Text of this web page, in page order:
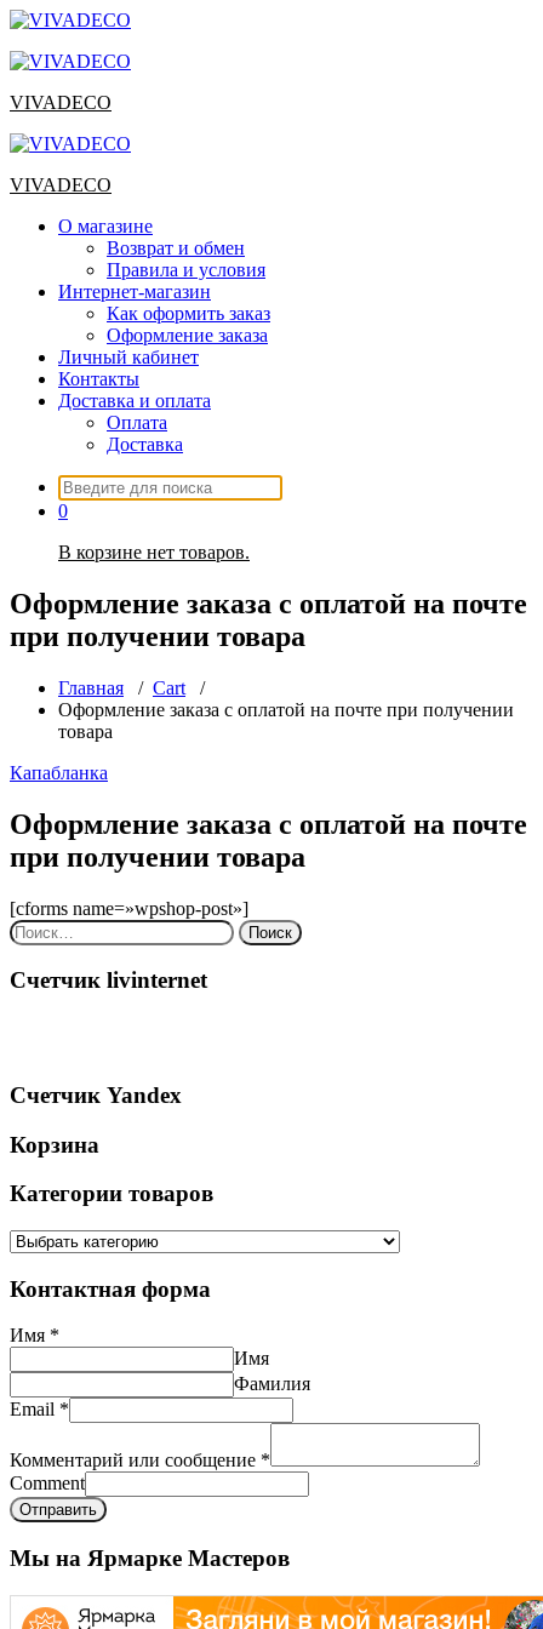
Перейти
содержимому
VIVADECO
VIVADECO
О магазине
Возврат и обмен
Правила и условия
Интернет-магазин
Как оформить заказ
Оформление заказа
Личный кабинет
Контакты
Доставка и оплата
Оплата
Доставка
Искать:
0
В корзине нет товаров.
Оформление заказа с оплатой на почте
при получении товара
Главная / Cart /
Оформление заказа с оплатой на почте при получении
товара
Капабланка
Оформление заказа с оплатой на почте
при получении товара
[cforms name=»wpshop-post»]
Найти:
Счетчик livinternet
Счетчик Yandex
Корзина
Категории товаров
Контактная форма
Имя *
Имя
Фамилия
Email *
Комментарий или сообщение *
Comment
Отправить
Мы на Ярмарке Мастеров